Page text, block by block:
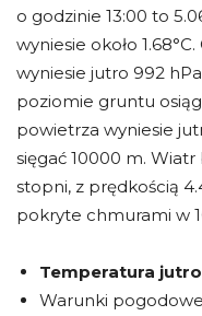
o godzinie 13:00 to
wyniesie około
wyniesie jutro 992
poziomie gruntu
powietrza wyniesie
sięgać 10000 m.
stopni, z prędkością
pokryte chmurami w
Temperatura
Warunki